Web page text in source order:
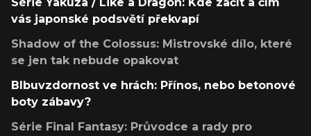
vás japonské podsvětí překvapí
Shadow of the Colossus: Mistrovské dílo, které
se jen tak nebude opakovat
Blbuvzdornost ve hrách: Přínos, nebo betonové
boty zábavy?
Série Final Fantasy: Průvodce a rady pro